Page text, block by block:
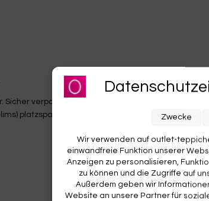
Sicher verpackt,
platzsparend
KOSTENLOSE
Ausprobieren. Wenn’s nicht
Wir verwenden auf outlet-
einwandfreie Funktion unserer
Anzeigen zu personalisieren,
zu können und die Zugriffe auf
Außerdem geben wir
Website an unsere Partner für
Zwecke